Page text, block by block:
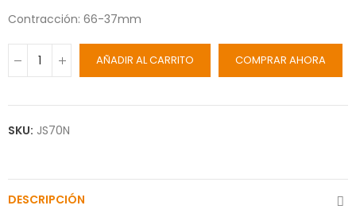
Contracción: 66-37mm
AÑADIR AL CARRITO COMPRAR AHORA
SKU: JS70N
DESCRIPCIÓN